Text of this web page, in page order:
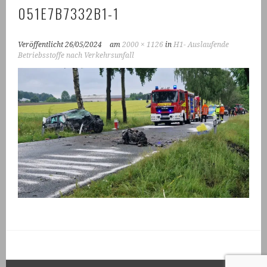
051E7B7332B1-1
Veröffentlicht26/05/2024 am2000 × 1126 inH1- Auslaufende
Betriebsstoffe nach Verkehrsunfall